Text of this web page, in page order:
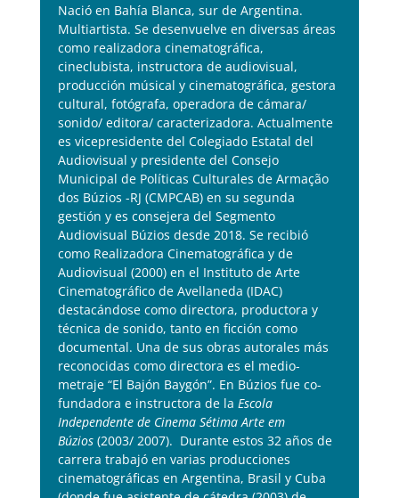
Nació en Bahía Blanca, sur de Argentina.
Multiartista. Se desenvuelve en diversas áreas
como realizadora cinematográfica,
cineclubista, instructora de audiovisual,
producción músical y cinematográfica, gestora
cultural, fotógrafa, operadora de cámara/
sonido/ editora/ caracterizadora. Actualmente
es vicepresidente del Colegiado Estatal del
Audiovisual y presidente del Consejo
Municipal de Políticas Culturales de Armação
dos Búzios -RJ (CMPCAB) en su segunda
gestión y es consejera del Segmento
Audiovisual Búzios desde 2018. Se recibió
como Realizadora Cinematográfica y de
Audiovisual (2000) en el Instituto de Arte
Cinematográfico de Avellaneda (IDAC)
destacándose como directora, productora y
técnica de sonido, tanto en ficción como
documental. Una de sus obras autorales más
reconocidas como directora es el medio-
metraje “El Bajón Baygón”. En Búzios fue co-
fundadora e instructora de la Escola
Independente de Cinema Sétima Arte em
Búzios(2003/ 2007). Durante estos 32 años de
carrera trabajó en varias producciones
cinematográficas en Argentina, Brasil y Cuba